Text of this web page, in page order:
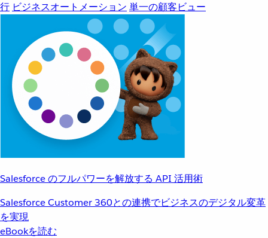
行 ビジネスオートメーション 単一の顧客ビュー
Salesforce のフルパワーを解放する API 活用術
Salesforce Customer 360との連携でビジネスのデジタル変革
を実現
eBookを読む